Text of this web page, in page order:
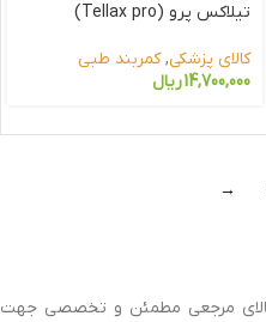
تیلاکس پرو (Tellax pro)
کالای پزشکی,کمربند طبی
14,700,000ریال
→
مرجعی مطمئن و تخصصی جهت